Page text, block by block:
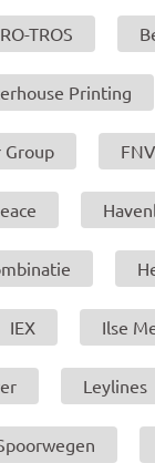
TROS
Printing
Group
IEX Ilse
Leylines